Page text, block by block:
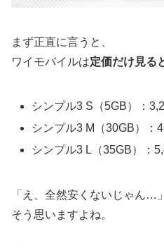
まず正直に言うと、
ワイモバイルは定価だけ見る
シンプル3 S（5GB）：
シンプル3 M（30GB）：
シンプル3 L（35GB）：
「え、全然安くないじゃん…」
そう思いますよね。